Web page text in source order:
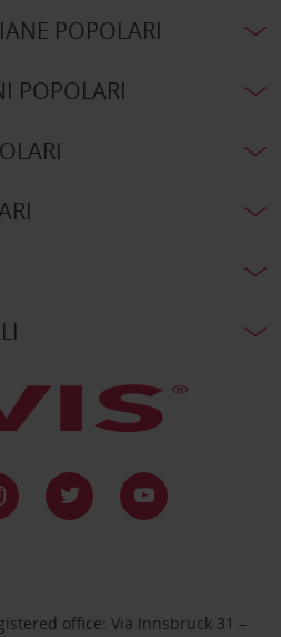
POPOLARI
POPOLARI
office: Via Innsbruck 31 –